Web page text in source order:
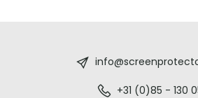
+31 (0)85 - 130